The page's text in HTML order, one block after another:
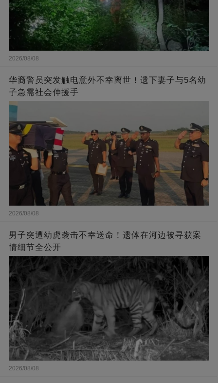
2026/08/08
华裔警员突发触电意外不幸离世！遗下妻子与5名幼
子急需社会伸援手
2026/08/08
男子突遭幼虎袭击不幸送命！遗体在河边被寻获案
情细节全公开
2026/08/08